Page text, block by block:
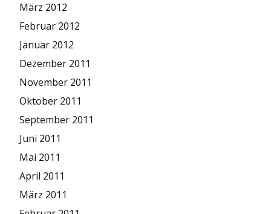
März 2012
Februar 2012
Januar 2012
Dezember 2011
November 2011
Oktober 2011
September 2011
Juni 2011
Mai 2011
April 2011
März 2011